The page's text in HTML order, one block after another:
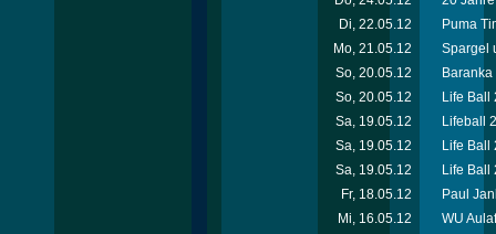
Di, 22.05.12
Puma
Mo, 21.05.12
Spargel
So, 20.05.12
So, 20.05.12
Life Ball
Sa, 19.05.12
Lifeball
Sa, 19.05.12
Life Ball
Sa, 19.05.12
Life Ball
Fr, 18.05.12
Paul
Mi, 16.05.12
WU